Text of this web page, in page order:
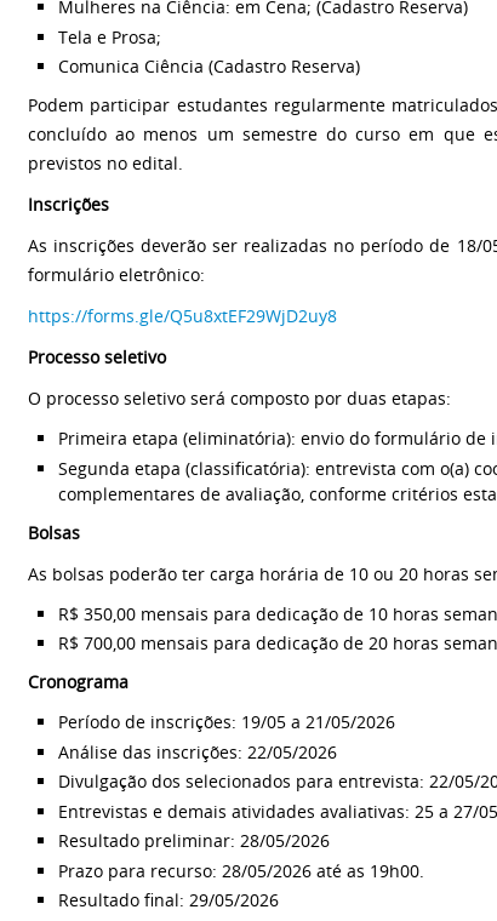
Mulheres na Ciência: em Cena; (Cadastro Reserva)
Tela e Prosa;
Comunica Ciência (Cadastro Reserva)
Podem participar estudantes regularmente
concluído ao menos um semestre do curso em que
previstos no edital.
Inscrições
As inscrições deverão ser realizadas no período de 18/
formulário eletrônico:
https://forms.gle/Q5u8xtEF29WjD2uy8
Processo seletivo
O processo seletivo será composto por duas etapas:
Primeira etapa (eliminatória): envio do formulário de
Segunda etapa (classificatória): entrevista com o(a)
complementares de avaliação, conforme critérios
Bolsas
As bolsas poderão ter carga horária de 10 ou 20 horas
R$ 350,00 mensais para dedicação de 10 horas
R$ 700,00 mensais para dedicação de 20 horas
Cronograma
Período de inscrições: 19/05 a 21/05/2026
Análise das inscrições: 22/05/2026
Divulgação dos selecionados para entrevista: 22/05/
Entrevistas e demais atividades avaliativas: 25 a 27/
Resultado preliminar: 28/05/2026
Prazo para recurso: 28/05/2026 até as 19h00.
Resultado final: 29/05/2026